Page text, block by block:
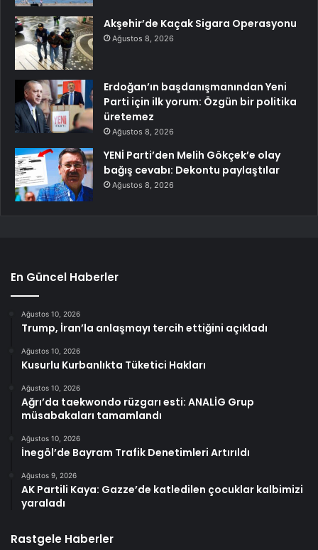
Akşehir’de Kaçak Sigara Operasyonu
Ağustos 8, 2026
Erdoğan’ın başdanışmanından Yeni
Parti için ilk yorum: Özgün bir politika
üretemez
Ağustos 8, 2026
YENİ Parti’den Melih Gökçek’e olay
bağış cevabı: Dekontu paylaştılar
Ağustos 8, 2026
En Güncel Haberler
Ağustos 10, 2026
Trump, İran’la anlaşmayı tercih ettiğini açıkladı
Ağustos 10, 2026
Kusurlu Kurbanlıkta Tüketici Hakları
Ağustos 10, 2026
Ağrı’da taekwondo rüzgarı esti: ANALİG Grup
müsabakaları tamamlandı
Ağustos 10, 2026
İnegöl’de Bayram Trafik Denetimleri Artırıldı
Ağustos 9, 2026
AK Partili Kaya: Gazze’de katledilen çocuklar kalbimizi
yaraladı
Rastgele Haberler